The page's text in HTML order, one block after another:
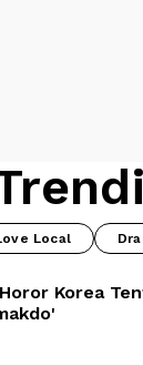
Local
Korea